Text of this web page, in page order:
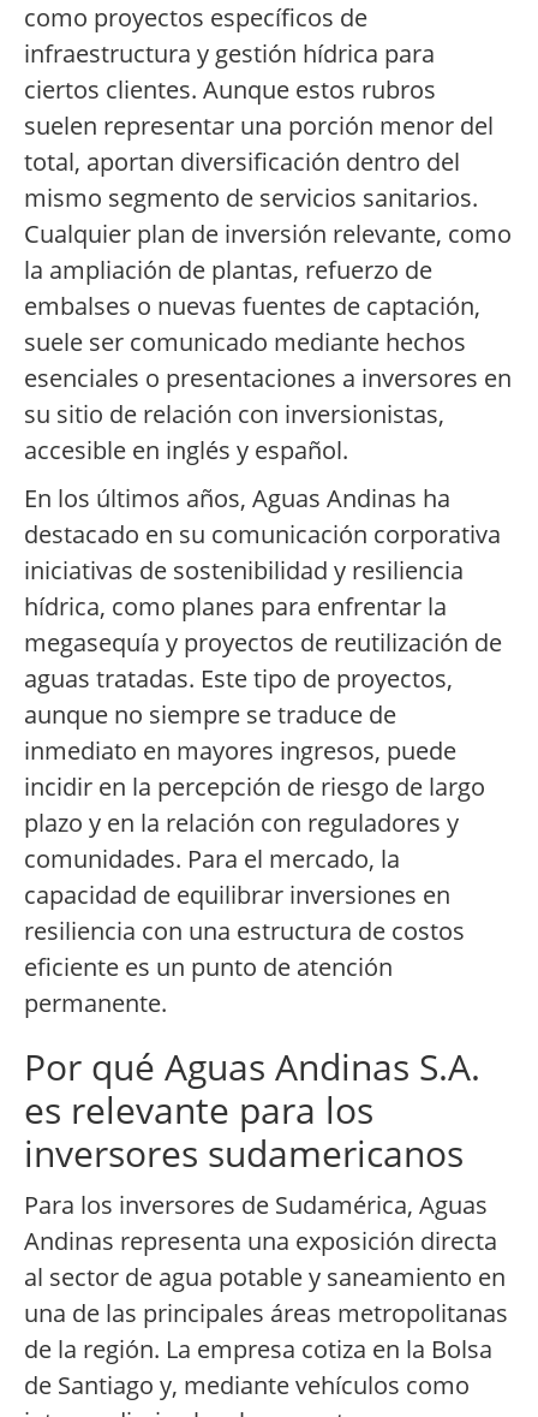
como proyectos específicos de
infraestructura y gestión hídrica para
ciertos clientes. Aunque estos rubros
suelen representar una porción menor del
total, aportan diversificación dentro del
mismo segmento de servicios sanitarios.
Cualquier plan de inversión relevante, como
la ampliación de plantas, refuerzo de
embalses o nuevas fuentes de captación,
suele ser comunicado mediante hechos
esenciales o presentaciones a inversores en
su sitio de relación con inversionistas,
accesible en inglés y español.
En los últimos años, Aguas Andinas ha
destacado en su comunicación corporativa
iniciativas de sostenibilidad y resiliencia
hídrica, como planes para enfrentar la
megasequía y proyectos de reutilización de
aguas tratadas. Este tipo de proyectos,
aunque no siempre se traduce de
inmediato en mayores ingresos, puede
incidir en la percepción de riesgo de largo
plazo y en la relación con reguladores y
comunidades. Para el mercado, la
capacidad de equilibrar inversiones en
resiliencia con una estructura de costos
eficiente es un punto de atención
permanente.
Por qué Aguas Andinas S.A.
es relevante para los
inversores sudamericanos
Para los inversores de Sudamérica, Aguas
Andinas representa una exposición directa
al sector de agua potable y saneamiento en
una de las principales áreas metropolitanas
de la región. La empresa cotiza en la Bolsa
de Santiago y, mediante vehículos como